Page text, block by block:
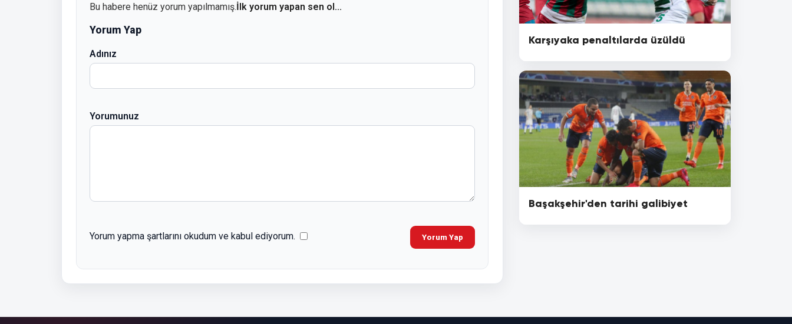
Bu habere henüz yorum yapılmamış.İlk yorum yapan sen ol...
Yorum Yap
Adınız
Yorumunuz
Yorum yapma şartlarını okudum ve kabul ediyorum. Yorum Yap
Karşıyaka penaltılarda üzüldü
Başakşehir'den tarihi galibiyet